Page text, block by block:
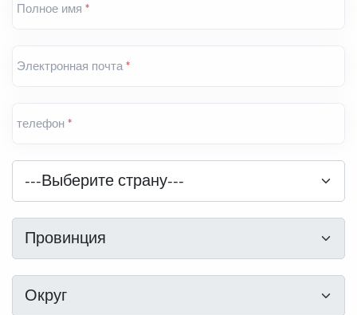
Полное имя *
Электронная почта*
телефон *
---Выберите страну---
Провинция
Округ